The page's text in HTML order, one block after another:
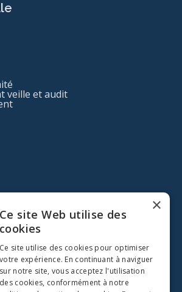
veille et audit
44340 Bouguenais
×
Ce site Web utilise des
cookies
Ce site utilise des cookies pour optimiser
votre expérience. En continuant à naviguer
sur notre site, vous acceptez l'utilisation
des cookies, conformément à notre